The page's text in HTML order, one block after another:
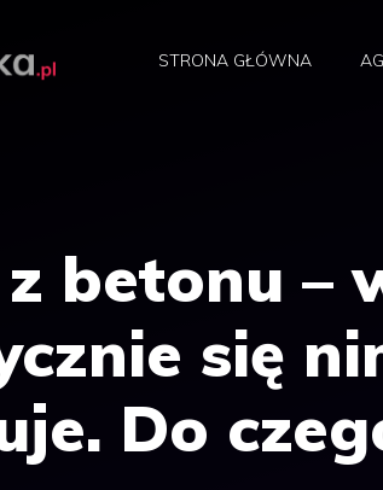
STRONA GŁÓWNA
betonu –
się
Do